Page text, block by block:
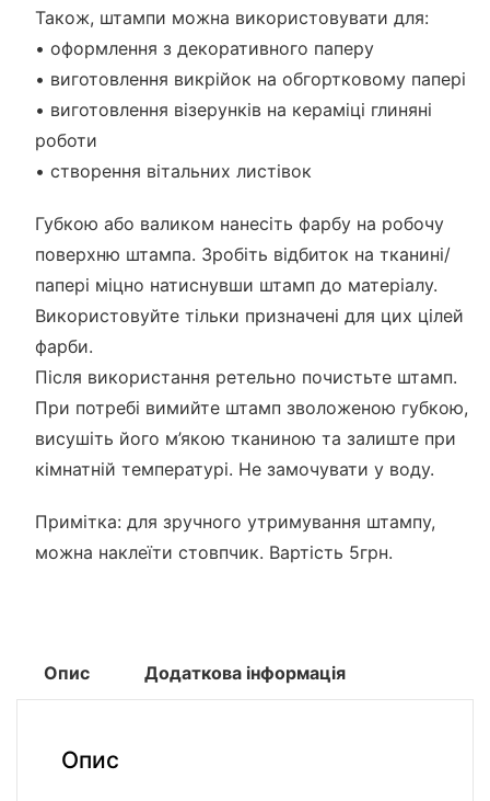
Також, штампи можна використовувати для:
• оформлення з декоративного паперу
• виготовлення викрійок на обгортковому папері
• виготовлення візерунків на кераміці глиняні
роботи
• створення вітальних листівок
Губкою або валиком нанесіть фарбу на робочу
поверхню штампа. Зробіть відбиток на тканині/
папері міцно натиснувши штамп до матеріалу.
Використовуйте тільки призначені для цих цілей
фарби.
Після використання ретельно почистьте штамп.
При потребі вимийте штамп зволоженою губкою,
висушіть його м’якою тканиною та залиште при
кімнатній температурі. Не замочувати у воду.
Примітка: для зручного утримування штампу,
можна наклеїти стовпчик. Вартість 5грн.
Опис Додаткова інформація
Опис